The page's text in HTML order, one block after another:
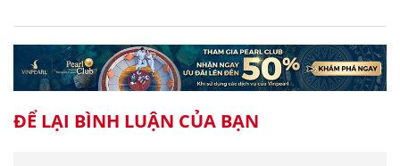
ĐỂ LẠI BÌNH LUẬN CỦA BẠN